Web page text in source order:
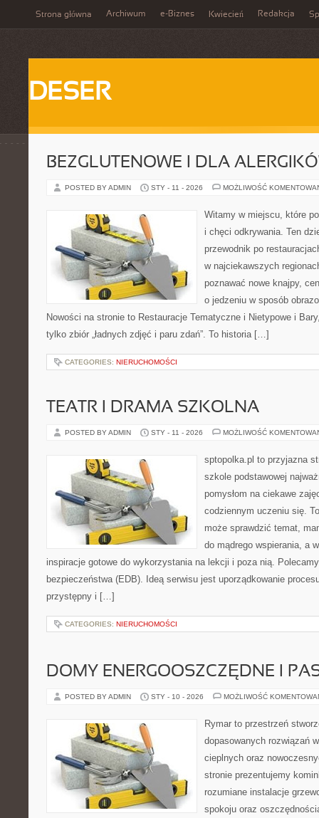
Strona główna Archiwum e-Biznes Kwiecień Redakcja
DESER
BEZGLUTENOWE I DLA
POSTED BY ADMIN STY - 11 - 2026 MOŻLIWOŚĆ
Witamy w miejscu, które
i chęci odkrywania. Ten
przewodnik po
w najciekawszych
poznawać nowe knajpy,
o jedzeniu w sposób
Nowości na stronie to Restauracje Tematyczne i Nietypowe i
tylko zbiór „ładnych zdjęć i paru zdań”. To historia […]
CATEGORIES: NIERUCHOMOŚCI
TEATR I DRAMA SZKOLNA
POSTED BY ADMIN STY - 11 - 2026 MOŻLIWOŚĆ
sptopolka.pl to przyjazna
szkole podstawowej
pomysłom na ciekawe
codziennym uczeniu się.
może sprawdzić temat,
do mądrego wspierania, a
inspiracje gotowe do wykorzystania na lekcji i poza nią.
bezpieczeństwa (EDB). Ideą serwisu jest uporządkowanie
przystępny i […]
CATEGORIES: NIERUCHOMOŚCI
DOMY ENERGOOSZCZĘDNE I
POSTED BY ADMIN STY - 10 - 2026 MOŻLIWOŚĆ
Rymar to przestrzeń
dopasowanych rozwiązań
cieplnych oraz
stronie prezentujemy
rozumiane instalacje
spokoju oraz